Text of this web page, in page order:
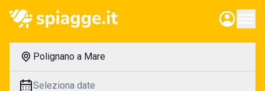
Polignano a Mare
Seleziona date